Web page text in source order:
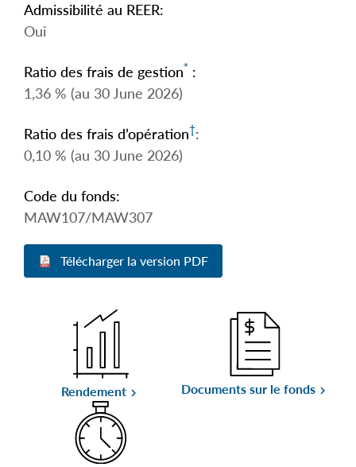
Admissibilité au REER:
Oui
Ratio des frais de gestion* :
1,36 % (au 30 June 2026)
Ratio des frais d’opération†:
0,10 % (au 30 June 2026)
Code du fonds:
MAW107/MAW307
Télécharger la version PDF
Rendement keyboard_arrow_right Documents sur le fondskeyboard_arrow_right